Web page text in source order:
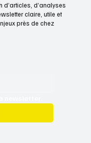
d’analyses
claire, utile et
près de chez